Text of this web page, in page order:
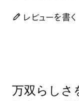
レビューを書く
万双らしさ